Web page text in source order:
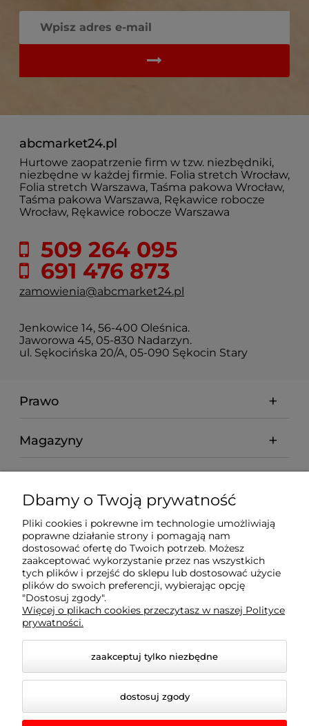
abcmarket24.pl
Hurtowe zaopatrzenie firm w tzw. niezbędniki,
niezbędne w każdej firmie. Folia stretch Wrocław,
Folia stretch Warszawa, Taśma pakowa Wrocław,
Taśma pakowa Warszawa, Rękawice robocze
Wrocław, Rękawice robocze Warszawa
509 264 095
691 476 873
zamowienia@abcmarket24.pl
Jenkowice 14, 56-400 Oleśnica.
Jaworowa 45, 05-830 Nadarzyn.
ul. Sękocińska 20/A, 05-090 Sękocin Stary
Prawo
Magazyny
abcmarket24.pl
Informacje
Kontakt
Płatności
© 2026 www.abcmarket24.pl. Wszelkie prawa
Dbamy o Twoją prywatność
Pliki cookies i pokrewne im technologie umożliwiają
poprawne działanie strony i pomagają nam
dostosować ofertę do Twoich potrzeb. Możesz
zaakceptować wykorzystanie przez nas wszystkich
tych plików i przejść do sklepu lub dostosować użycie
plików do swoich preferencji, wybierając opcję
"Dostosuj zgody".
Więcej o plikach cookies przeczytasz w naszej Polityce
prywatności.
zaakceptuj tylko niezbędne
dostosuj zgody